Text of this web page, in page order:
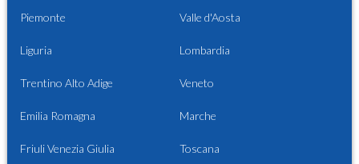
Piemonte Valle d'Aosta
Liguria Lombardia
Trentino Alto Adige Veneto
Emilia Romagna Marche
Friuli Venezia Giulia Toscana